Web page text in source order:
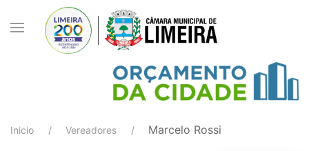
Inicio Vereadores Marcelo Rossi